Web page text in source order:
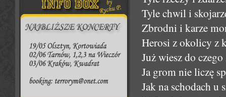
Tyle chwil i
Zbrodni i karze
Herosi z okolicy z
Już wiesz do
Ja grom nie liczę
Jak na schodach u